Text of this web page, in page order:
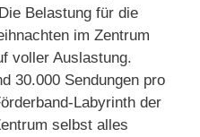
Belastung für die
im Zentrum
voller Auslastung.
30.000 Sendungen pro
Labyrinth der
selbst alles